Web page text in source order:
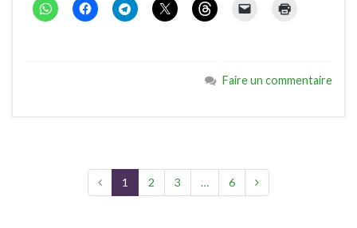
Faire un commentaire
1 2 3 … 6